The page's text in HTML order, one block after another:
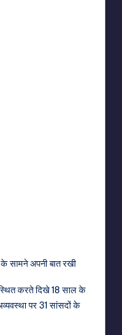
सामने अपनी बात रखी
करते दिखे 18 साल के
पर 31 सांसदों के